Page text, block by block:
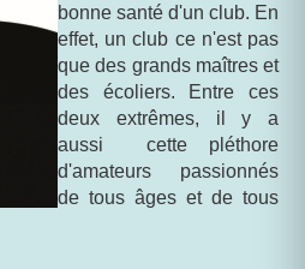
bonne santé d'un club. En
effet, un club ce n'est pas
que des grands maîtres et
des écoliers. Entre ces
deux extrêmes, il y a
aussi cette pléthore
d'amateurs passionnés
de tous âges et de tous